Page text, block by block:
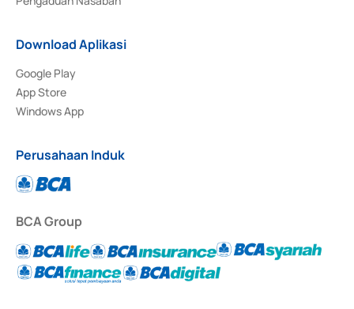
Download Aplikasi
Google Play
App Store
Windows App
Perusahaan Induk
BCA Group